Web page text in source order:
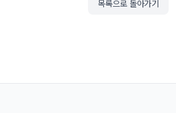
목록으로 돌아가기